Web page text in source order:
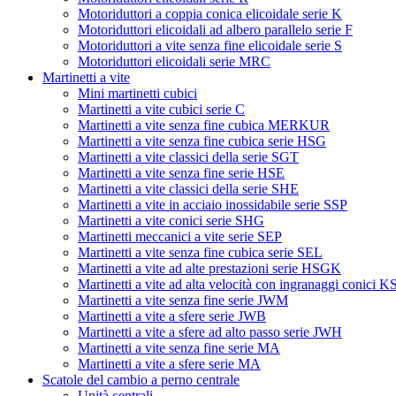
Motoriduttori a coppia conica elicoidale serie K
Motoriduttori elicoidali ad albero parallelo serie F
Motoriduttori a vite senza fine elicoidale serie S
Motoriduttori elicoidali serie MRC
Martinetti a vite
Mini martinetti cubici
Martinetti a vite cubici serie C
Martinetti a vite senza fine cubica MERKUR
Martinetti a vite senza fine cubica serie HSG
Martinetti a vite classici della serie SGT
Martinetti a vite senza fine serie HSE
Martinetti a vite classici della serie SHE
Martinetti a vite in acciaio inossidabile serie SSP
Martinetti a vite conici serie SHG
Martinetti meccanici a vite serie SEP
Martinetti a vite senza fine cubica serie SEL
Martinetti a vite ad alte prestazioni serie HSGK
Martinetti a vite ad alta velocità con ingranaggi conici
Martinetti a vite senza fine serie JWM
Martinetti a vite a sfere serie JWB
Martinetti a vite a sfere ad alto passo serie JWH
Martinetti a vite senza fine serie MA
Martinetti a vite a sfere serie MA
Scatole del cambio a perno centrale